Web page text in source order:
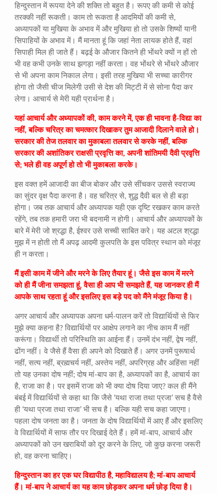
हिन्दुस्तान में रूपया देने की शक्ति तो बहुत है। रूपए की कमी से कोई
तरक्की नहीं रूकती। काम तो रूकता है आदमियों की कमी से,
अध्यापकों या मुखिया के अभाव में और मुखिया हो तो उसके शिष्यों यानी
सिपाहियों के अभाव में। मैं मानता हूं कि जहां नेता लायक होते हैं, वहां
सिपाही मिल ही जाते हैं। बढ़ई के औजार कितने ही भोंथरे क्यों न हों तो
भी वह कभी उनके साथ झगड़ा नहीं करता। वह भोंथरे से भोंथरे औजार
से भी अपना काम निकाल लेगा। इसी तरह मुखिया भी सच्चा कारीगर
होगा तो जैसी चीज मिलेगी उसी से देश की मिट्टी में से सोना पैदा कर
लेगा। आचार्य से मेरी यही प्रार्थना है।
यहां आचार्य और अध्यापकों की, काम करने में, एक ही भावना है-विद्या का
नहीं, बल्कि चरित्र का चमत्कार दिखाकर तुम आजादी दिलाने वाले हो।
सरकार की तेज तलवार का मुकाबला तलवार से करके नहीं, बल्कि
सरकार की अशांतिकर राक्षसी प्रवृत्ति का, अपनी शांतिमयी दैवी प्रवृत्ति
से; भले ही वह अपूर्ण हो तो भी मुकाबला करके।
इस वक्त हमें आजादी का बीज बोकर और उसे सींचकर उससे स्वराज्य
का सुंदर वृक्ष पैदा करना है। वह चरित्र से, शुद्ध दैवी बल से ही बड़ा
होगा। जब तक आचार्य और अध्यापक यही एक दृष्टि रखकर काम करते
रहेंगे, तब तक हमारी जरा भी बदनामी न होगी। आचार्य और अध्यापकों के
बारे में मेरी जो श्रद्धा है, ईश्वर उसे सच्ची साबित करे। यह अटल श्रद्धा
मुझ में न होती तो मैं अपढ़ आदमी कुलपति के इस पवित्र स्थान को मंजूर
ही न करता।
मैं इसी काम में जीने और मरने के लिए तैयार हूं। जैसे इस काम में मरने
को ही मैं जीना समझता हूं, वैसा ही आप भी समझते हैं, यह जानकर ही मैं
आपके साथ रहता हूं और इसलिए इस बड़े पद को मैंने मंजूर किया है।
अगर आचार्य और अध्यापक अपना धर्म-पालन करें तो विद्यार्थियों से फिर
मुझे क्या कहना है? विद्यार्थियों पर आक्षेप लगाने का नीच काम मैं नहीं
करूंगा। विद्यार्थी तो परिस्थिति का आईना हैं। उनमें दंभ नहीं, द्वेष नहीं,
ढोंग नहीं। वे जैसे हैं वैसा ही अपने को दिखाते हैं। अगर उनमें पुरूषार्थ
नहीं, सत्य नहीं, ब्रह्मचर्य नहीं, अस्तेय नहीं, अपरिग्रह और अहिंसा नहीं
तो यह उनका दोष नहीं; दोष मां-बाप का है, अध्यापकों का है, आचार्य का
है, राजा का है। पर इसमें राजा को भी क्या दोष दिया जाए? कल ही मैंने
बंबई में विद्यार्थियों से कहा था कि जैसे ‘यथा राजा तथा प्रजा’ सच है वैसे
ही ‘यथा प्रजा तथा राजा’ भी सच है। बल्कि यही सच कहा जाएगा।
पहला दोष जनता का है। जनता के दोष विद्यार्थियों में आए हैं और इसलिए
वे विद्यार्थियों में साफ तौर पर दिखाई देते हैं। हमें मां-बाप, आचार्य और
अध्यापकों को उन खराबियों को दूर करने के लिए, जो कुछ करना जरूरी
हो, वह करना चाहिए।
हिन्दुस्तान का हर एक घर विद्यापीठ है, महाविद्यालय है; मां-बाप आचार्य
हैं। मां-बाप ने आचार्य का यह काम छोड़कर अपना धर्म छोड़ दिया है।